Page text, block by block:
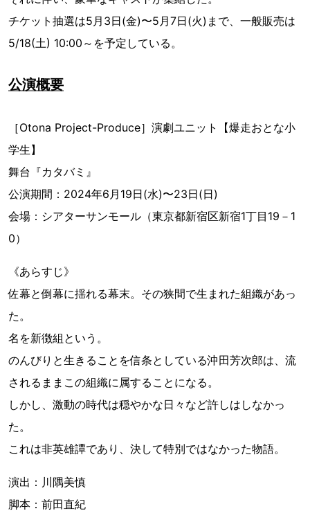
チケット抽選は5月3日(金)〜5月7日(火)まで、一般販売は
5/18(土) 10:00～を予定している。
公演概要
［Otona Project-Produce］演劇ユニット【爆走おとな小
学生】
舞台『カタバミ』
公演期間：2024年6月19日(水)〜23日(日)
会場：シアターサンモール（東京都新宿区新宿1丁目19－1
0）
《あらすじ》
佐幕と倒幕に揺れる幕末。その狭間で生まれた組織があっ
た。
名を新徴組という。
のんびりと生きることを信条としている沖田芳次郎は、流
されるままこの組織に属することになる。
しかし、激動の時代は穏やかな日々など許しはしなかっ
た。
これは非英雄譚であり、決して特別ではなかった物語。
演出：川隅美慎
脚本：前田直紀